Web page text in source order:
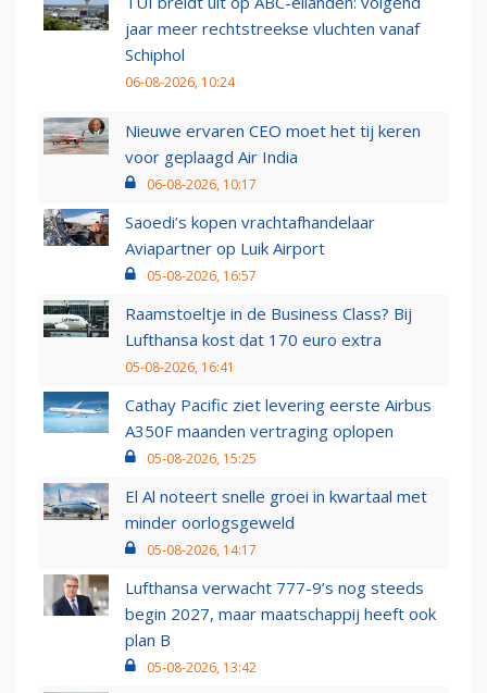
jaar meer rechtstreekse vluchten vanaf
Schiphol
06-08-2026, 10:24
Nieuwe ervaren CEO moet het tij keren
voor geplaagd Air India
06-08-2026, 10:17
Saoedi’s kopen vrachtafhandelaar
Aviapartner op Luik Airport
05-08-2026, 16:57
Raamstoeltje in de Business Class? Bij
Lufthansa kost dat 170 euro extra
05-08-2026, 16:41
Cathay Pacific ziet levering eerste Airbus
A350F maanden vertraging oplopen
05-08-2026, 15:25
El Al noteert snelle groei in kwartaal met
minder oorlogsgeweld
05-08-2026, 14:17
Lufthansa verwacht 777-9’s nog steeds
begin 2027, maar maatschappij heeft ook
plan B
05-08-2026, 13:42